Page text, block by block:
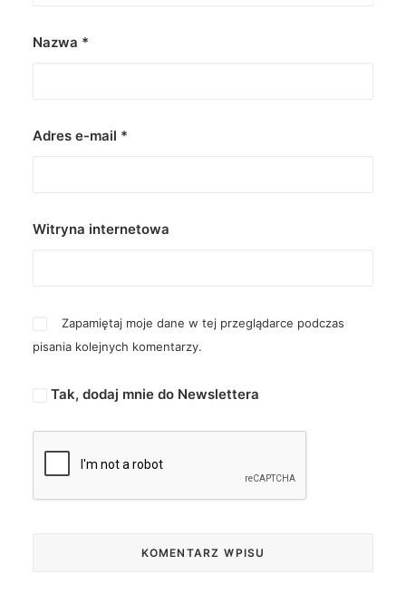
Nazwa *
Adres e-mail *
Witryna internetowa
Zapamiętaj moje dane w tej przeglądarce podczas
pisania kolejnych komentarzy.
Tak, dodaj mnie do Newslettera